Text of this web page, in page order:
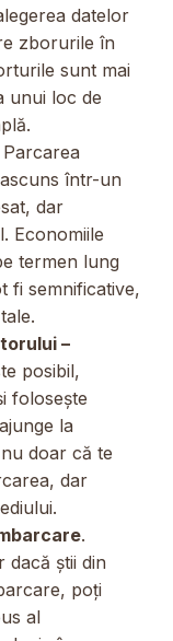
datelor
zborurile în
sunt mai
unui loc de
Parcarea
într-un
dar
Economiile
termen lung
fi semnificative,
–
posibil,
folosește
la
doar că te
dar
.
dacă știi din
poți
al